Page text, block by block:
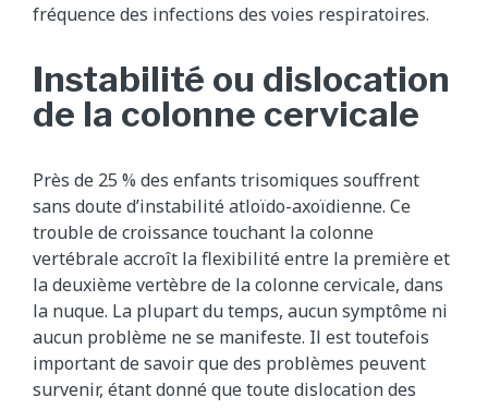
fréquence des infections des voies respiratoires.
Instabilité ou dislocation
de la colonne cervicale
Près de 25 % des enfants trisomiques souffrent
sans doute d’instabilité atloïdo-axoïdienne. Ce
trouble de croissance touchant la colonne
vertébrale accroît la flexibilité entre la première et
la deuxième vertèbre de la colonne cervicale, dans
la nuque. La plupart du temps, aucun symptôme ni
aucun problème ne se manifeste. Il est toutefois
important de savoir que des problèmes peuvent
survenir, étant donné que toute dislocation des